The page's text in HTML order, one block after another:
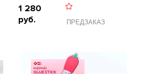
1 280
руб.
ПРЕДЗАКАЗ